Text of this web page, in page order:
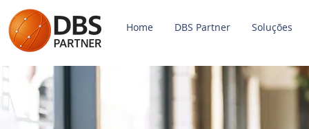
Home DBS Partner Soluções